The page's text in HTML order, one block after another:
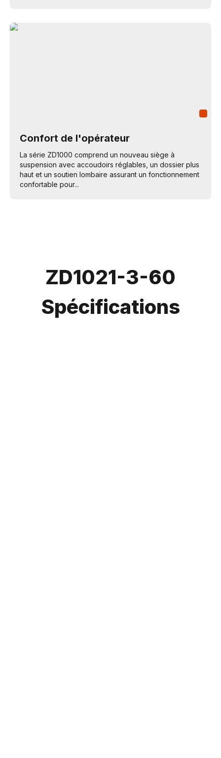
Confort de l'opérateur
La série ZD1000 comprend un nouveau siège à
suspension avec accoudoirs réglables, un dossier plus
haut et un soutien lombaire assurant un fonctionnement
confortable pour...
ZD1021-3-60
Spécifications